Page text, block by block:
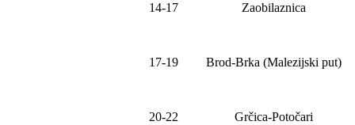
14-17 Zaobilaznica
17-19 Brod-Brka (Malezijski put)
20-22 Grčica-Potočari